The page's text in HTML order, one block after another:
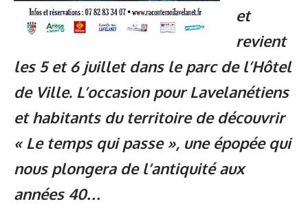
et
revient
les 5 et 6 juillet dans le parc de l’Hôtel
de Ville. L’occasion pour Lavelanétiens
et habitants du territoire de découvrir
« Le temps qui passe », une épopée qui
nous plongera de l’antiquité aux
années 40…